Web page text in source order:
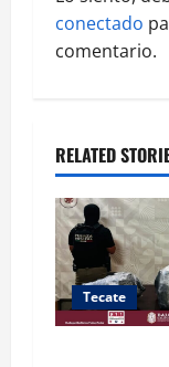
a
t
o
n
conectado
comentario.
RELATED
Tecate